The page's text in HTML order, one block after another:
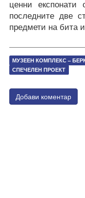
ценни
последните две
предмети на бита
МУЗЕЕН КОМПЛЕКС –
СПЕЧЕЛЕН ПРОЕКТ
Добави коментар